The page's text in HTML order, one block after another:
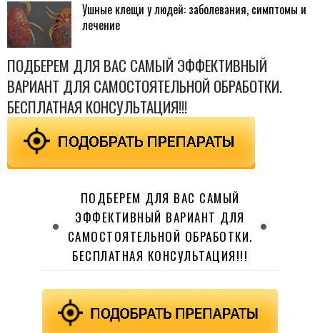
Ушные клещи у людей: заболевания, симптомы и
лечение
ПОДБЕРЕМ ДЛЯ ВАС САМЫЙ ЭФФЕКТИВНЫЙ
ВАРИАНТ ДЛЯ САМОСТОЯТЕЛЬНОЙ ОБРАБОТКИ.
БЕСПЛАТНАЯ КОНСУЛЬТАЦИЯ!!!
ПОДБЕРЕМ ДЛЯ ВАС САМЫЙ
ЭФФЕКТИВНЫЙ ВАРИАНТ ДЛЯ
САМОСТОЯТЕЛЬНОЙ ОБРАБОТКИ.
БЕСПЛАТНАЯ КОНСУЛЬТАЦИЯ!!!